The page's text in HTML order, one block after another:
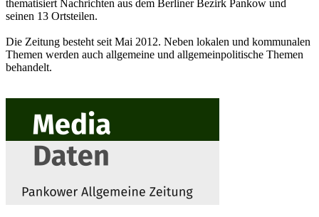
thematisiert Nachrichten aus dem Berliner Bezirk Pankow und
seinen 13 Ortsteilen.
Die Zeitung besteht seit Mai 2012. Neben lokalen und kommunalen
Themen werden auch allgemeine und allgemeinpolitische Themen
behandelt.